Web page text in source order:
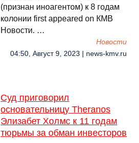
(признан иноагентом) к 8 годам
колонии first appeared on КМВ
Новости. …
Новости
04:50, Август 9, 2023 | news-kmv.ru
Суд приговорил
основательницу Theranos
Элизабет Холмс к 11 годам
тюрьмы за обман инвесторов